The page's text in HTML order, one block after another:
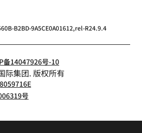
B2BD-9A5CE0A01612,rel-R24.9.4
备14047926号-10
际集团. 版权所有
号